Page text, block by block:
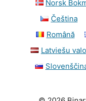
Norsk
Čeština
Română
Latviešu